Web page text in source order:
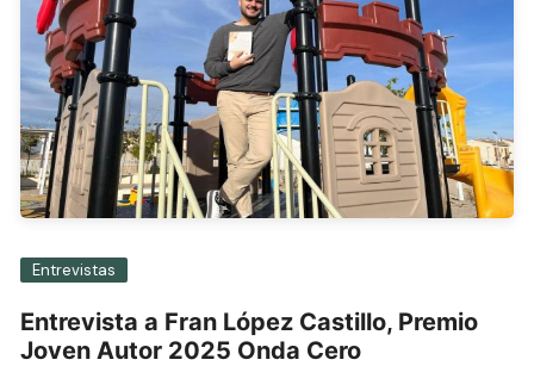
Entrevistas
Entrevista a Fran López Castillo, Premio
Joven Autor 2025 Onda Cero